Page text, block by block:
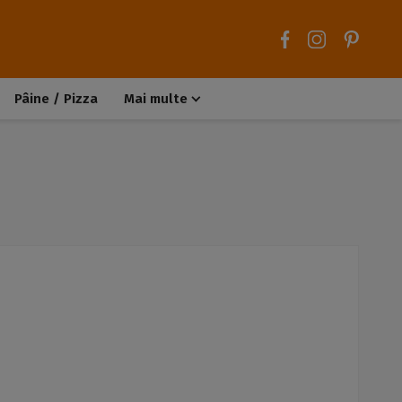
Pâine / Pizza Mai multe